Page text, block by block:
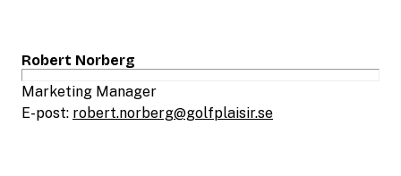
Robert Norberg
Marketing Manager
E-post: robert.norberg@golfplaisir.se